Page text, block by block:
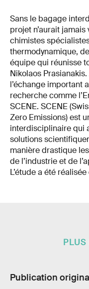
Sans le bagage
projet n’aurait
chimistes
thermodynamique,
équipe qui réunisse
Nikolaos
l’échange important
recherche comme
SCENE. SCENE
Zero Emissions) est
interdisciplinaire qui
solutions
manière drastique
de l’industrie et de
L’étude a été
PLUS
Publication